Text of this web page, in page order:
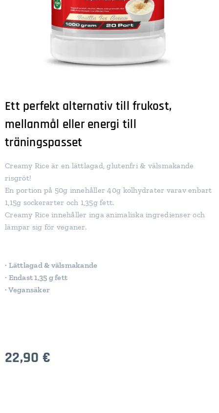
Ett perfekt alternativ till frukost,
mellanmål eller energi till
träningspasset
Creamy Rice är en lättlagad, glutenfri & välsmakande
risgröt!
En portion på 50g innehåller 40g kolhydrater varav enbart
1,15g sockerarter och 1,35g fett.
Creamy Rice innehåller inga animaliska ingredienser och
lämpar sig för veganer.
· Lättlagad & välsmakande
· Endast 1,35 g fett
· Vegansäker
22,90 €